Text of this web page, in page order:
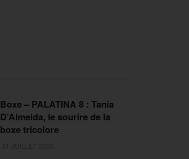
Boxe – PALATINA 8 : Tania
D’Almeida, le sourire de la
boxe tricolore